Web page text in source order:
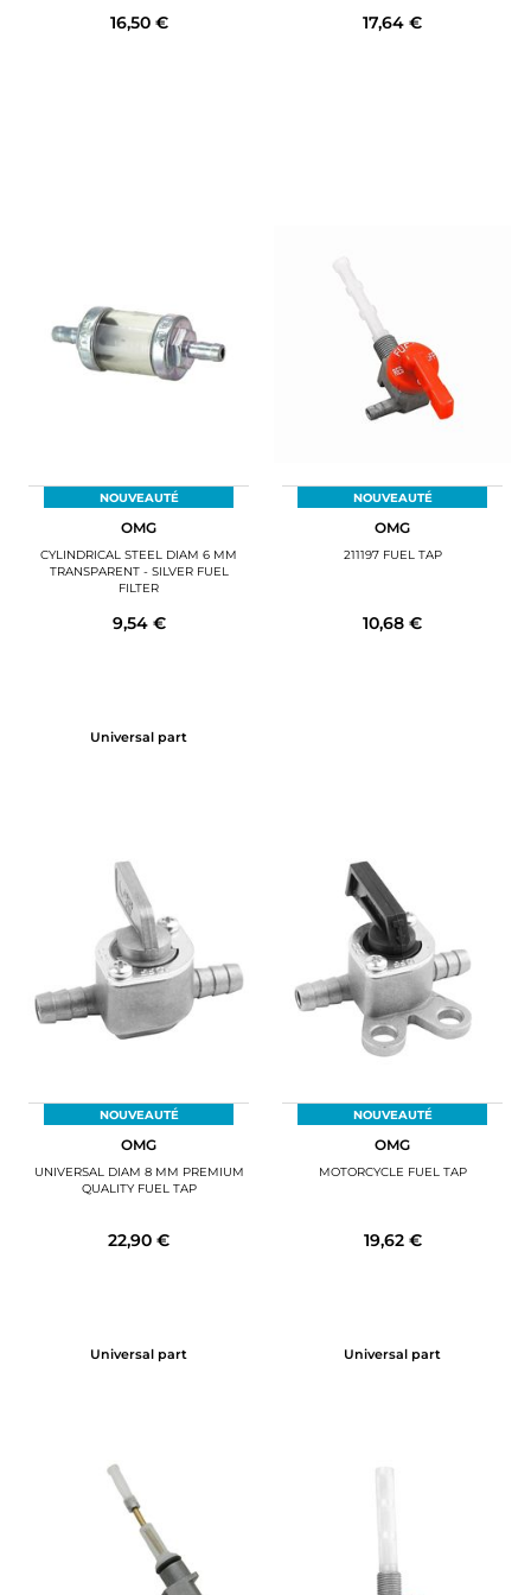
16,50 € 17,64 €
NOUVEAUTÉ
OMG
CYLINDRICAL STEEL DIAM 6 MM
TRANSPARENT - SILVER FUEL
FILTER
9,54 €
Universal part
NOUVEAUTÉ
OMG
211197 FUEL TAP
10,68 €
NOUVEAUTÉ
OMG
UNIVERSAL DIAM 8 MM PREMIUM
QUALITY FUEL TAP
22,90 €
Universal part
NOUVEAUTÉ
OMG
MOTORCYCLE FUEL TAP
19,62 €
Universal part